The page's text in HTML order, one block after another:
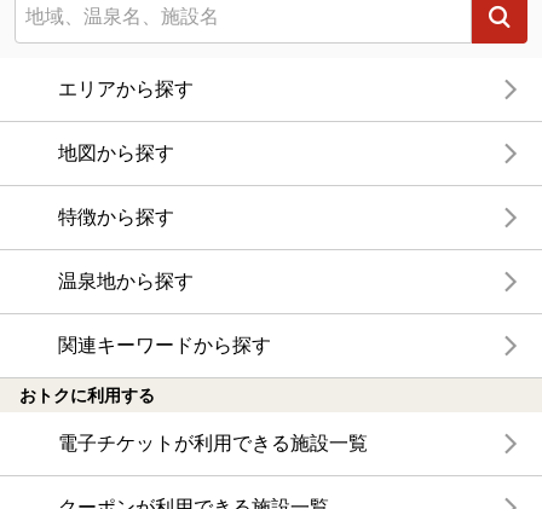
エリアから探す
地図から探す
特徴から探す
温泉地から探す
関連キーワードから探す
おトクに利用する
電子チケットが利用できる施設一覧